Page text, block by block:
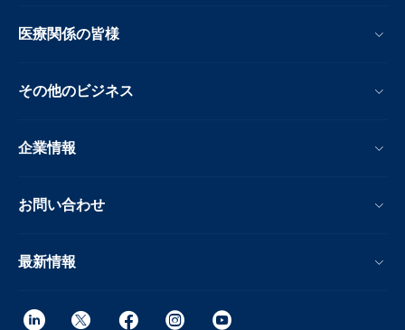
医療関係の皆様
その他のビジネス
企業情報
お問い合わせ
最新情報